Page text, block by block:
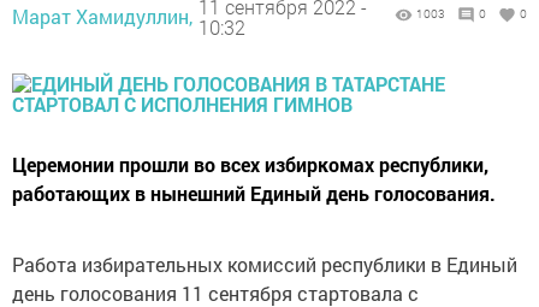
Марат Хамидуллин, 11 сентября 2022 -
10:32
1003 0 0
Церемонии прошли во всех избиркомах республики,
работающих в нынешний Единый день голосования.
Работа избирательных комиссий республики в Единый
день голосования 11 сентября стартовала с